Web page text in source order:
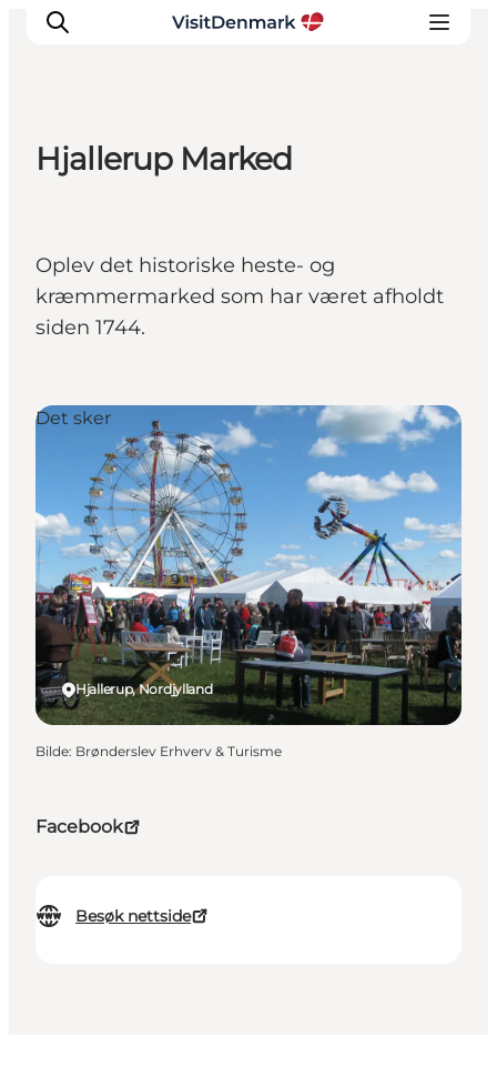
Aktiviteter
Overnatting
Planlegg reisen
Hjallerup Marked
Oplev det historiske heste- og
kræmmermarked som har været afholdt
siden 1744.
Facebook
Besøk nettside
Hjallerup, Nordjylland
Det sker
Bilde: Brønderslev Erhverv & Turisme